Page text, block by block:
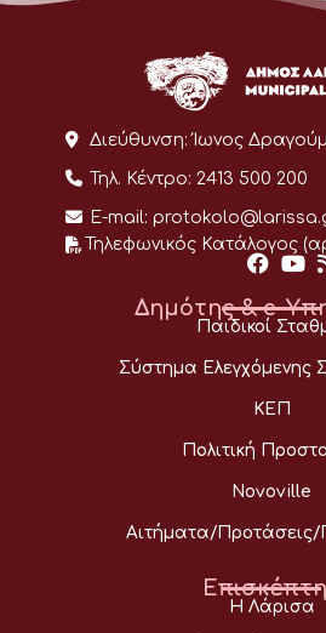
Διεύθυνση: Ίωνος
Τηλ. Κέντρο: 2413 500 200
E-mail:
Τηλεφωνικός Κατάλογος
Δημότης & e-
Παιδικοί
Σύστημα Ελεγχόμενης
ΚΕΠ
Πολιτική
Novoville
Αιτήματα/
Η Λάρισα